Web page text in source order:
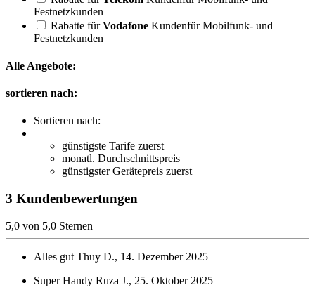
Festnetzkunden
Rabatte fürVodafone Kundenfür Mobilfunk- und
Festnetzkunden
Alle Angebote:
sortieren nach:
Sortieren nach:
günstigste Tarife zuerst
monatl. Durchschnittspreis
günstigster Gerätepreis zuerst
3 Kundenbewertungen
5,0 von 5,0 Sternen
Alles gut Thuy D., 14. Dezember 2025
Super Handy Ruza J., 25. Oktober 2025